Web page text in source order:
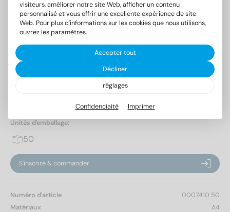
Goupilles cylindriques forme A, tolérance m6
Unités d'emballage:
50
S'inscrire & commander
Numéro d'article
0007410 50
Matériaux
A4
visiteurs, améliorer notre site Web, afficher un contenu
personnalisé et vous offrir une excellente expérience de site
Web. Pour plus d'informations sur les cookies que nous utilisons,
ouvrez les paramètres.
Accepter tout
Décliner
réglages
Confidenciaité Imprimer